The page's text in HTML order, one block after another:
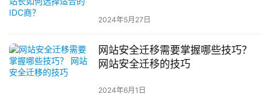
2024年5月27日
网站安全迁移需要掌握哪些技巧？
网站安全迁移的技巧
2024年6月1日